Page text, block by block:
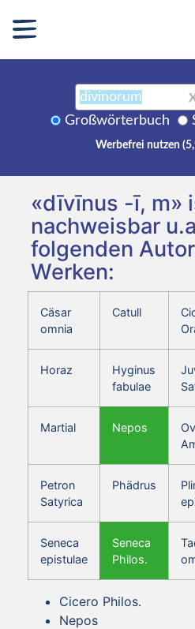
Großwörterbuch
Werbefrei nutzen
«dīvīnus -ī, m»
nachweisbar
folgenden
Werken:
Cäsar
omnia
Catull
Horaz
Hyginus
fabulae
Martial Nepos
Petron
Satyrica
Phädrus
Seneca
epistulae
Seneca
Philos.
Cicero Philos.
Nepos